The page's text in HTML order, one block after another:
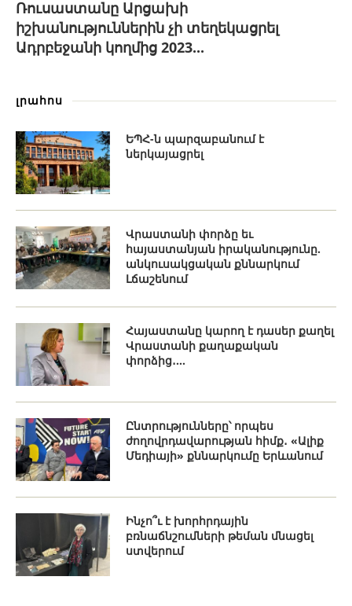
Ռուսաստանը Արցախի
իշխանություններին չի տեղեկացրել
Ադրբեջանի կողմից 2023...
լրահոս
ԵՊՀ-ն պարզաբանում է
ներկայացրել
Վրաստանի փորձը եւ
հայաստանյան իրականությունը.
անկուսակցական քննարկում
Լճաշենում
Հայաստանը կարող է դասեր քաղել
Վրաստանի քաղաքական
փորձից․...
Ընտրությունները՝ որպես
ժողովրդավարության հիմք․ «Ալիք
Մեդիայի» քննարկումը Երևանում
Ինչո՞ւ է խորհրդային
բռնաճնշումների թեման մնացել
ստվերում